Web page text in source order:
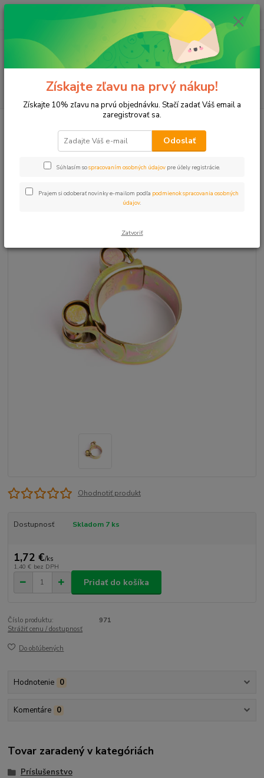
Menu
(Po-Pia, 8-17 hod.)
ks
za0 €
SK páska nerez 43-47 (6/4") PROFI
SK páska nerez 43-47 (6/4")
PROFI
Ohodnotiť produkt
Dostupnosť Skladom 7 ks
1,72 €/ks
1,40 € bez DPH
Pridať do košíka
Číslo produktu:
971
Strážiť cenu / dostupnosť
Do obľúbených
Hodnotenie 0
Komentáre 0
Tovar zaradený v kategóriách
Príslušenstvo
Získajte zľavu na prvý nákup!
Získajte 10% zľavu na prvú objednávku. Stačí zadať Váš email a
zaregistrovať sa.
Odoslať
Súhlasím sospracovaním osobných údajov pre účely registrácie.
Prajem si odoberať novinky e-mailom podľa podmienok spracovania osobných
údajov
Zatvoriť